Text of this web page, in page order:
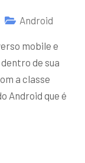
Android
mobile e
de sua
a classe
Android que é